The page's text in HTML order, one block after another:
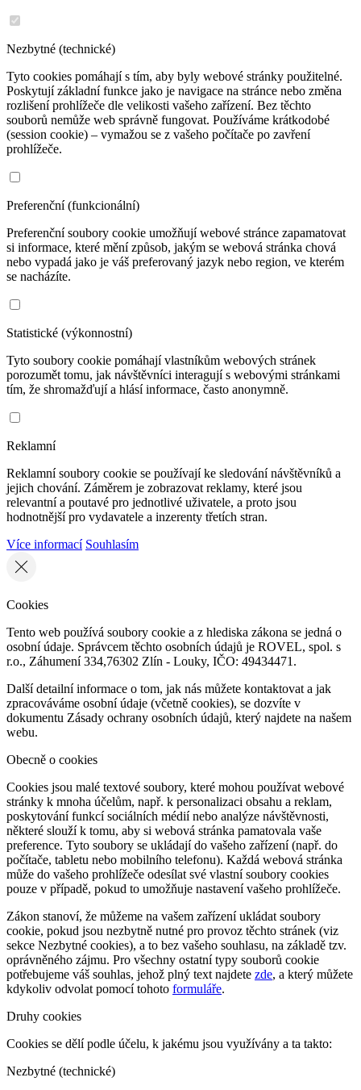
Nezbytné (technické)
Tyto cookies pomáhají s tím, aby byly webové stránky použitelné.
Poskytují základní funkce jako je navigace na stránce nebo změna
rozlišení prohlížeče dle velikosti vašeho zařízení. Bez těchto
souborů nemůže web správně fungovat. Používáme krátkodobé
(session cookie) – vymažou se z vašeho počítače po zavření
prohlížeče.
Preferenční (funkcionální)
Preferenční soubory cookie umožňují webové stránce zapamatovat
si informace, které mění způsob, jakým se webová stránka chová
nebo vypadá jako je váš preferovaný jazyk nebo region, ve kterém
se nacházíte.
Statistické (výkonnostní)
Tyto soubory cookie pomáhají vlastníkům webových stránek
porozumět tomu, jak návštěvníci interagují s webovými stránkami
tím, že shromažďují a hlásí informace, často anonymně.
Reklamní
Reklamní soubory cookie se používají ke sledování návštěvníků a
jejich chování. Záměrem je zobrazovat reklamy, které jsou
relevantní a poutavé pro jednotlivé uživatele, a proto jsou
hodnotnější pro vydavatele a inzerenty třetích stran.
Více informací Souhlasím
Cookies
Tento web používá soubory cookie a z hlediska zákona se jedná o
osobní údaje. Správcem těchto osobních údajů je ROVEL, spol. s
r.o., Záhumení 334,76302 Zlín - Louky, IČO: 49434471.
Další detailní informace o tom, jak nás můžete kontaktovat a jak
zpracováváme osobní údaje (včetně cookies), se dozvíte v
dokumentu Zásady ochrany osobních údajů, který najdete na našem
webu.
Obecně o cookies
Cookies jsou malé textové soubory, které mohou používat webové
stránky k mnoha účelům, např. k personalizaci obsahu a reklam,
poskytování funkcí sociálních médií nebo analýze návštěvnosti,
některé slouží k tomu, aby si webová stránka pamatovala vaše
preference. Tyto soubory se ukládají do vašeho zařízení (např. do
počítače, tabletu nebo mobilního telefonu). Každá webová stránka
může do vašeho prohlížeče odesílat své vlastní soubory cookies
pouze v případě, pokud to umožňuje nastavení vašeho prohlížeče.
Zákon stanoví, že můžeme na vašem zařízení ukládat soubory
cookie, pokud jsou nezbytně nutné pro provoz těchto stránek (viz
sekce Nezbytné cookies), a to bez vašeho souhlasu, na základě tzv.
oprávněného zájmu. Pro všechny ostatní typy souborů cookie
potřebujeme váš souhlas, jehož plný text najdete zde, a který můžete
kdykoliv odvolat pomocí tohoto formuláře.
Druhy cookies
Cookies se dělí podle účelu, k jakému jsou využívány a ta takto:
Nezbytné (technické)